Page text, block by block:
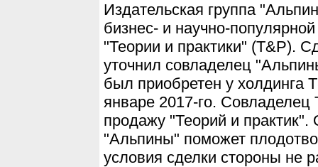
Издательская группа
бизнес- и научно-
"Теории и практики" (T&P).
уточнил совладелец
был приобретен у холдинга
январе 2017-го.
продажу "Теорий и практик".
"Альпины" поможет
условия сделки стороны не